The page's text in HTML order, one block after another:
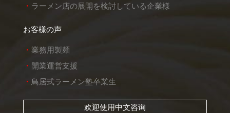
ラーメン店の展開を検討している企業様
お客様の声
業務用製麺
開業運営支援
鳥居式ラーメン塾卒業生
欢迎使用中文咨询